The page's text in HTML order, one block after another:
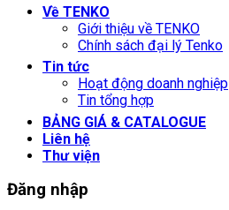
Về TENKO
Giới thiệu về TENKO
Chính sách đại lý Tenko
Tin tức
Hoạt động doanh nghiệp
Tin tổng hợp
BẢNG GIÁ & CATALOGUE
Liên hệ
Thư viện
Đăng nhập